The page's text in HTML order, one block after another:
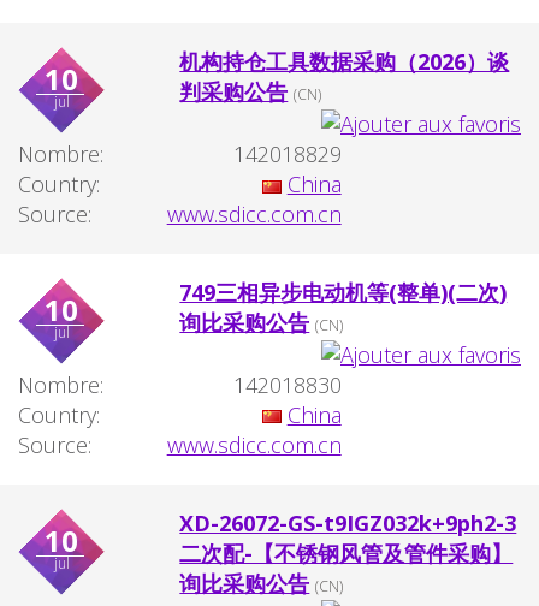
10
jul
机构持仓工具数据采购（2026）谈
判采购公告 (CN)
Nombre:
142018829
Country:
China
Source:
www.sdicc.com.cn
10
jul
749三相异步电动机等(整单)(二次)
询比采购公告 (CN)
Nombre:
142018830
Country:
China
Source:
www.sdicc.com.cn
10
jul
XD-26072-GS-t9IGZ032k+9ph2-3
二次配-【不锈钢风管及管件采购】
询比采购公告 (CN)